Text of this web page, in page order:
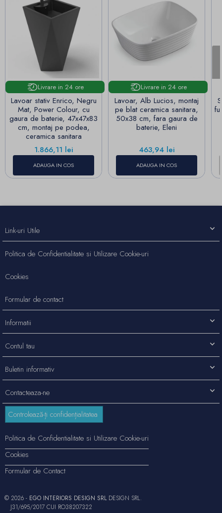
Livrare in 24 ore
Lavoar stativ Enrico, Negru
Mat, Power Colour, cu
gaura de baterie, 47x47x83
cm, montaj pe podea,
ceramica sanitara
Pret
1.866,11 lei
ADAUGA IN COS
Livrare in 24 ore
Lavoar, Alb Lucios, montaj
pe blat ceramica sanitara,
50x38 cm, fara gaura de
baterie, Eleni
Pret
463,94 lei
ADAUGA IN COS
Contacteaza-ne
Link-uri Utile
Politica de Confidentialitate si Utilizare Cookie-uri
Cookies
Formular de contact
Informatii
Contul tau
Buletin informativ
Controlează-ți confidențialitatea
Politica de Confidentialitate si Utilizare Cookie-uri
Cookies
Formular de Contact
© 2026 - EGO INTERIORS DESIGN SRLDESIGN SRL.
J31/695/2017 CUI RO38207322